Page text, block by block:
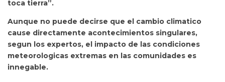
toca tierra”.
Aunque no puede decirse que el cambio climatico
cause directamente acontecimientos singulares,
segun los expertos, el impacto de las condiciones
meteorologicas extremas en las comunidades es
innegable.